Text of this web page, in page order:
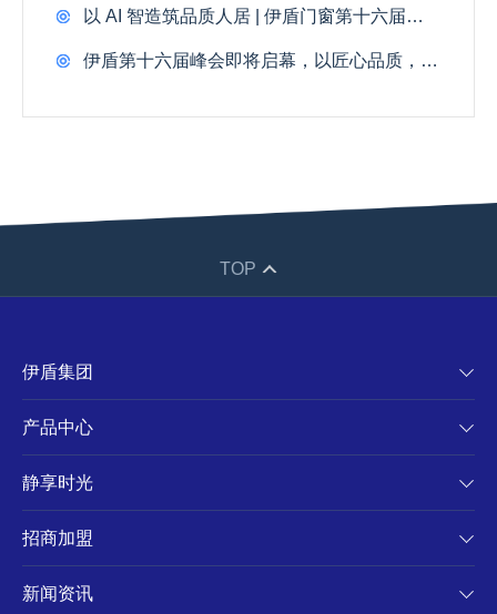
以 AI 智造筑品质人居 | 伊盾门窗第十六届战略峰会 3.25 盛大召开
伊盾第十六届峰会即将启幕，以匠心品质，焕新千万家庭理想人居
TOP
伊盾集团
产品中心
静享时光
招商加盟
新闻资讯